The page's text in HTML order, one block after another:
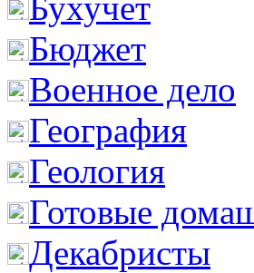
Бюджет
Военное дело
География
Геология
Готовые
Декабристы